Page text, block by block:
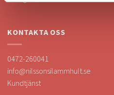
KONTAKTA OSS
0472-260041
info@nilssonsilammhult.se
Kundtjänst